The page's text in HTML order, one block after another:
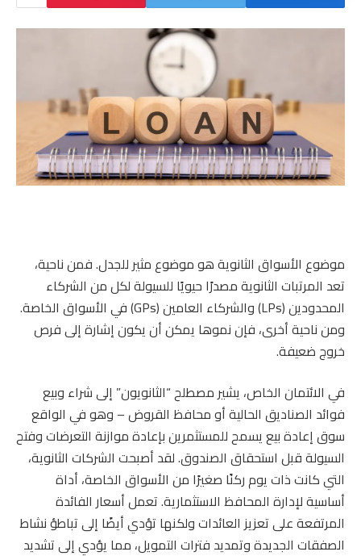
موضوع الأسواق الثانوية هو موضوع مثير للجدل. فمن ناحية،
تعد المرتبات الثانوية مصدرًا حيويًا للسيولة لكل من الشركاء
المحدودين (LPs) والشركاء العامين (GPs) في الأسواق الخاصة.
ومن ناحية أخرى، فإن نموها يمكن أن يكون إشارة إلى فرص
خروج ضعيفة.
في الائتمان الخاص، يشير مصطلح “الثانويون” إلى شراء وبيع
فوائد الصناديق الحالية أو محافظ القروض – وهو في الواقع
سوق إعادة بيع يسمح للمستثمرين بإعادة موازنة التعرضات وفتح
السيولة قبل استحقاق الصندوق. لقد أصبحت الشركات الثانوية،
التي كانت ذات يوم ركنًا صغيرًا من الأسواق الخاصة، أداة
أساسية لإدارة المحافظ الاستثمارية. تعمل أسعار الفائدة
المرتفعة على تعزيز العائدات ولكنها تؤدي أيضًا إلى تباطؤ نشاط
الصفقات الجديدة وتمديد فترات التمويل، مما يؤدي إلى تشديد